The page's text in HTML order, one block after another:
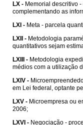
LX - Memorial descritivo
complementando as
LXI - Meta - parcela
LXII - Metodologia
quantitativos sejam
LXIII - Metodologia
médios com a utilização
LXIV -
em Lei federal, optante
LXV - Microempresa ou
2006;
LXVI - Negociação -